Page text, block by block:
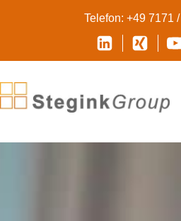
Telefon: +49 7171